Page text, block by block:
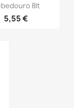
8lt
5,55 €